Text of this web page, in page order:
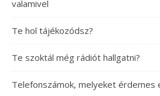
valamivel
Te hol tájékozódsz?
Te szoktál még rádiót hallgatni?
Telefonszámok, melyeket érdemes